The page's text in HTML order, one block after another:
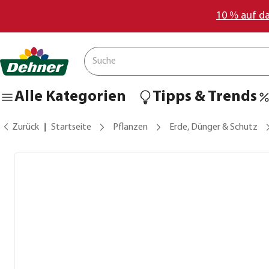
10 % auf
Alle Kategorien Tipps & Trends
Zurück Startseite Pflanzen Erde, Dünger & Schutz